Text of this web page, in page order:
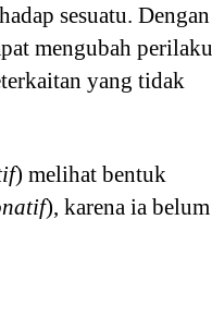
sesuatu. Dengan
mengubah perilaku
yang tidak
) melihat bentuk
), karena ia belum